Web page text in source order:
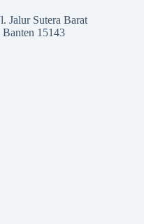
Jalur Sutera Barat
15143